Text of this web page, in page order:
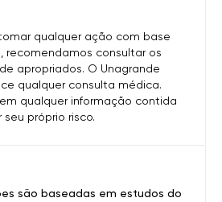
são baseadas em estudos do
qualquer ação com base
recomendamos consultar os
apropriados. O Unagrande
qualquer consulta médica.
qualquer informação contida
próprio risco.